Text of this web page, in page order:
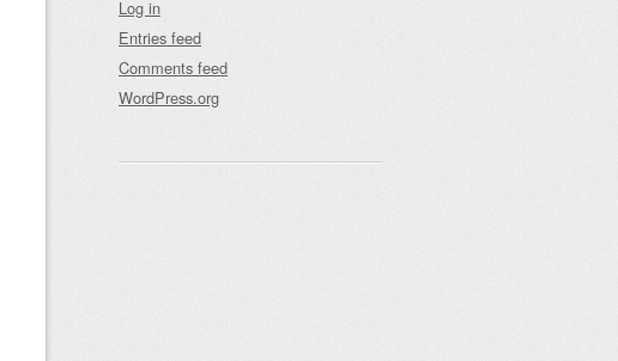
Log in
Entries feed
Comments feed
WordPress.org